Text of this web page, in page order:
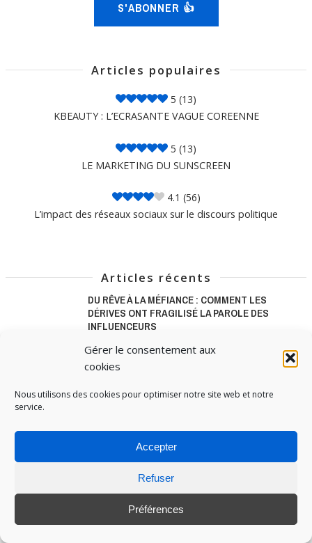
Gérer le consentement aux
cookies
Nous utilisons des cookies pour optimiser notre site web et notre
service.
Accepter
Refuser
Préférences
S'ABONNER 👍
Articles populaires
5 (13)
KBEAUTY : L’ECRASANTE VAGUE COREENNE
5 (13)
LE MARKETING DU SUNSCREEN
4.1 (56)
L’impact des réseaux sociaux sur le discours politique
Articles récents
DU RÊVE À LA MÉFIANCE : COMMENT LES
DÉRIVES ONT FRAGILISÉ LA PAROLE DES
INFLUENCEURS
Publié le 13 janvier 2026, le gouvernement a
présenté sa feuille de route …
COLLABORATIONS HORS GAMING STIMULENT
L’INNOVATION ET ÉLARGISSENT LE MARCHÉ
Photo de Nastya Dulhiier sur Unsplash Le